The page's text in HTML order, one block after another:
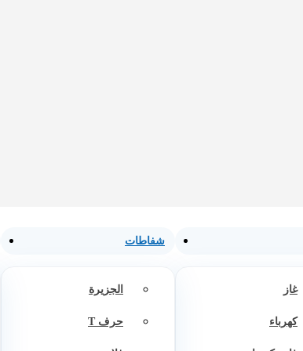
غاز
كهرباء
شفاطات
الجزيرة
حرف T